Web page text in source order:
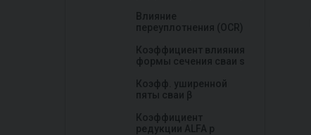
Влияние
переуплотнения (OCR)
Коэффициент влияния
формы сечения сваи s
Коэфф. уширенной
пяты сваи β
Коэффициент
редукции ALFA р